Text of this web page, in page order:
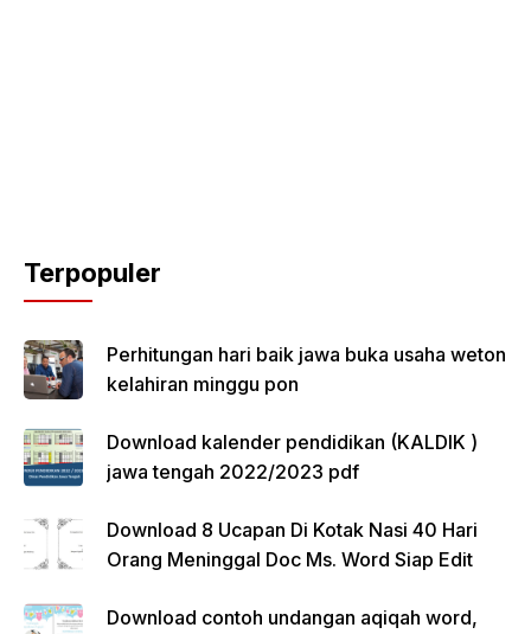
Terpopuler
Perhitungan hari baik jawa buka usaha weton
kelahiran minggu pon
Download kalender pendidikan (KALDIK )
jawa tengah 2022/2023 pdf
Download 8 Ucapan Di Kotak Nasi 40 Hari
Orang Meninggal Doc Ms. Word Siap Edit
Download contoh undangan aqiqah word,